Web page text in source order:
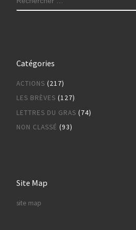
Catégories
ACTIONS (217)
LES BRÈVES (127)
LETTRES DU GRAS (74)
NON CLASSÉ (93)
Site Map
site map